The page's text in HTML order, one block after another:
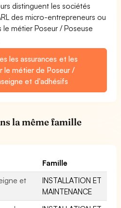
distinguent les sociétés
des micro-entrepreneurs ou
métier Poseur / Poseuse
les assurances et les
le métier de Poseur /
et d'adhésifs
la même famille
Famille
et
INSTALLATION ET
MAINTENANCE